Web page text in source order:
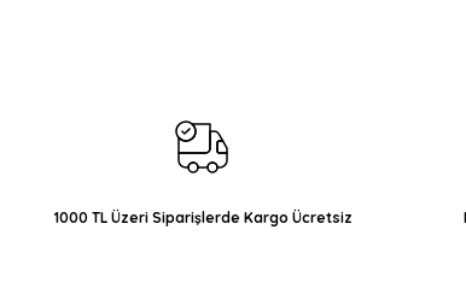
Ürün fiyatı diğer sitelerden daha pahalı.
Bu ürüne benzer farklı alternatifler olmalı.
1000 TL Üzeri Siparişlerde Kargo Ücretsiz